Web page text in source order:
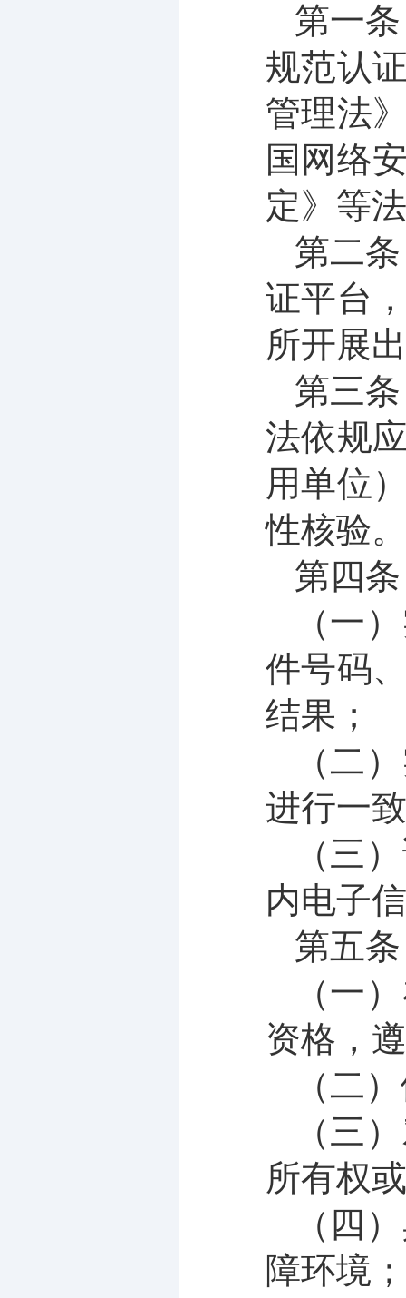
第一条
规范认
管理法
国网络
定》 等
第二条
证平台
所开展
第三条
法依规
用单位
性核验。
第四条
（一
件号码
结果；
（二
进行一
（三
内电子
第五条
（一）
资格，
（二
（ 三
所有权
（四
障环境 ；